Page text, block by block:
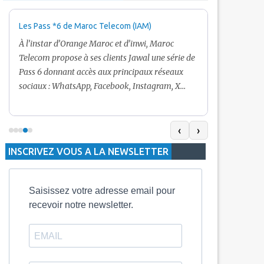
Les Pass *6 de Maroc Telecom (IAM)
À l’instar d’Orange Maroc et d’inwi, Maroc
Telecom propose à ses clients Jawal une série de
Pass 6 donnant accès aux principaux réseaux
sociaux : WhatsApp, Facebook, Instagram, X
5 Dh inclut 100 Mo, le Pass 10 Dh offre 400 Mo,
tandis que les formules à 20 Dh et 30 Dh
proposent respectivement 1 Go et 2 Go. Les
durées de validité sont de 3 jours pour
‹ ›
INSCRIVEZ VOUS A LA NEWSLETTER
Saisissez votre adresse email pour
recevoir notre newsletter.